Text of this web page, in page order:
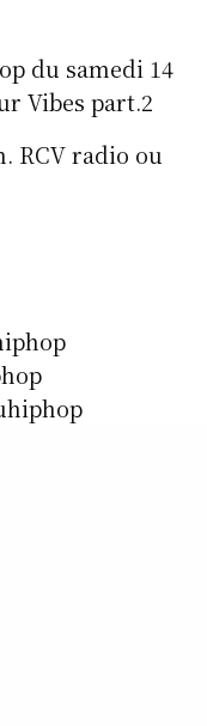
du samedi 14
Vibes part.2
RCV radio ou